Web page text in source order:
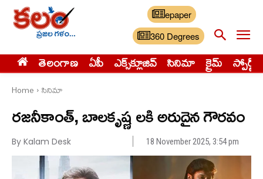
epaper
360 Degrees
తెలంగాణ ఏపీ ఎక్స్‌క్లూజివ్‌ సినిమా క్రైమ్ స్పోర్ట్స్
Home సినిమా
రజనీకాంత్, బాలకృష్ణ లకి అరుదైన గౌరవం
By Kalam Desk 18 November 2025, 3:54 pm